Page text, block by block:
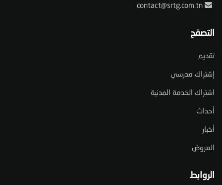
contact@srtg.com.tn
التصفح
تقديم
إشتراك مدرسي
اشتراك الخدمة المدنية
أحداث
أخبار
العروض
الروابط